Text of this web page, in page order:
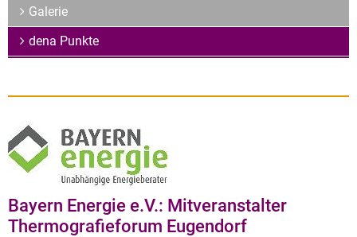
Galerie
dena Punkte
Bayern Energie e.V.: Mitveranstalter
Thermografieforum Eugendorf